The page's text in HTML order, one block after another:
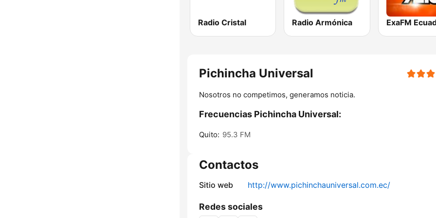
Radio Cristal Radio Armónica ExaFM
Pichincha Universal
Nosotros no competimos, generamos noticia.
Frecuencias Pichincha Universal:
Quito: 95.3 FM
Contactos
Sitio web http://www.pichinchauniversal.com.ec/
Redes sociales